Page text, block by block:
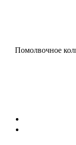
Помолвочное